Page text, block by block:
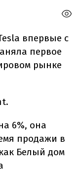
впервые с
первое
рынке
6%, она
продажи в
Белый дом